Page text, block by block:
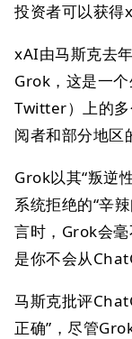
投资者可以获得
xAI由马斯克去
Grok，这是一
Twitter）上的
阅者和部分地区
Grok以其“叛逆
系统拒绝的“辛
言时，Grok会
是你不会从
马斯克批评
正确”，尽管